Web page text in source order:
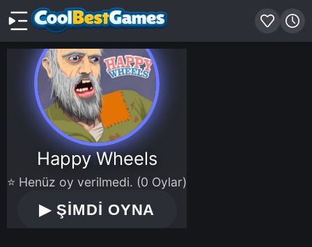
Happy Wheels
⭐ Henüz oy verilmedi. (0 Oylar)
▶ŞİMDİ OYNA